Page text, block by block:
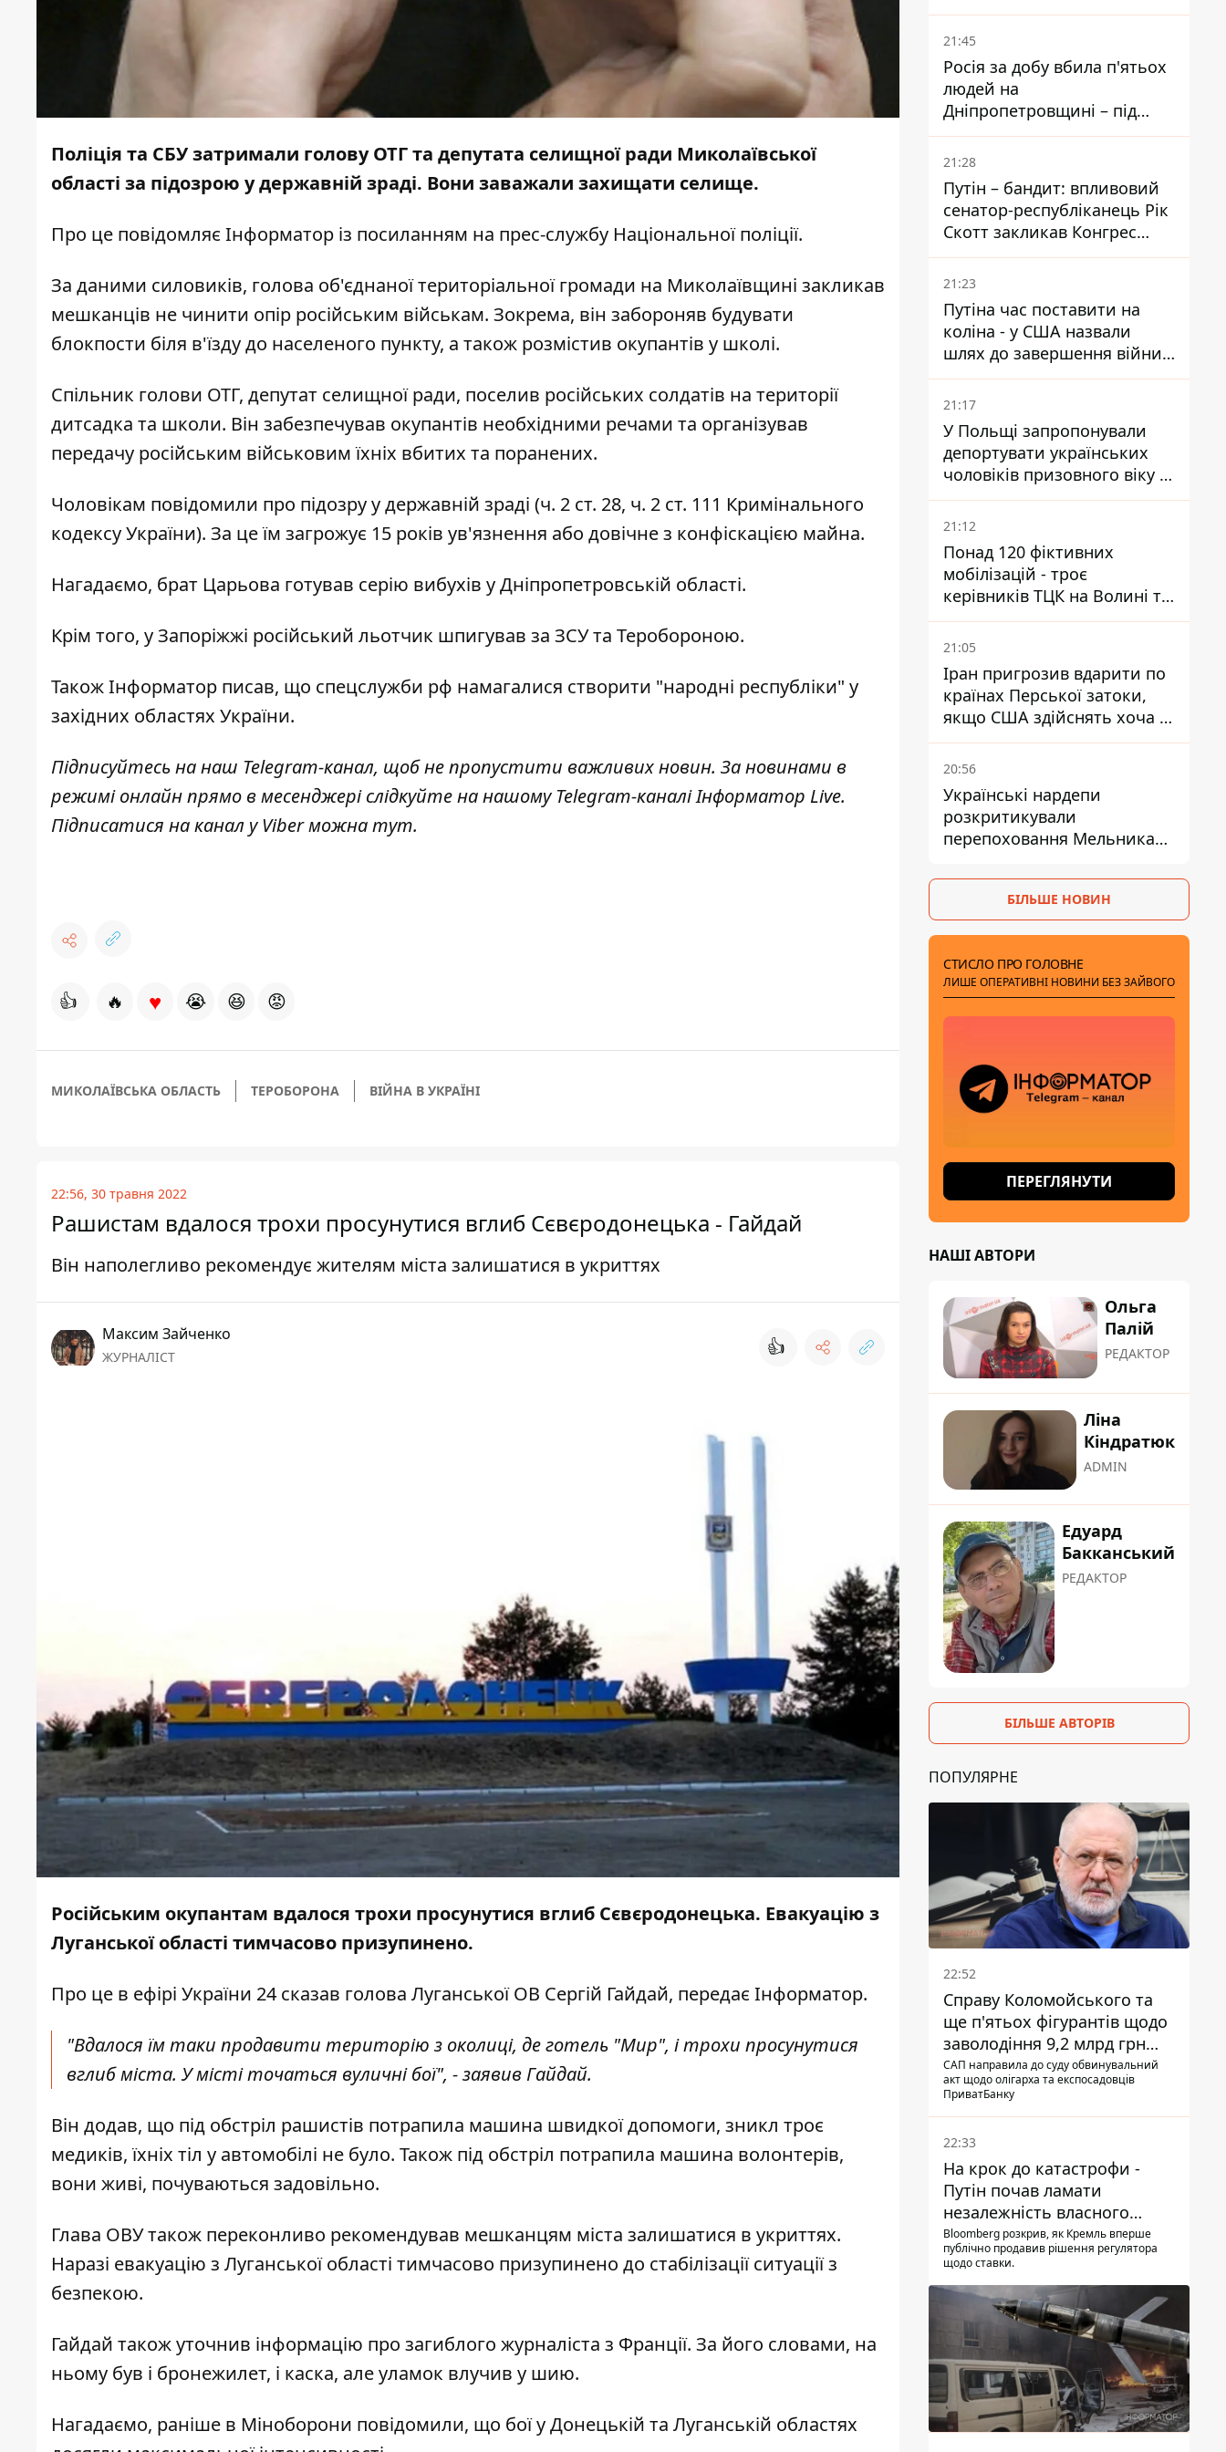
Поліція та СБУ затримали голову ОТГ та депутата селищної ради Миколаївської
області за підозрою у державній зраді. Вони заважали захищати селище.
Про це повідомляє Інформатор із посиланням на прес-службу Національної поліції.
За даними силовиків, голова об'єднаної територіальної громади на Миколаївщині закликав
мешканців не чинити опір російським військам. Зокрема, він забороняв будувати
блокпости біля в'їзду до населеного пункту, а також розмістив окупантів у школі.
Спільник голови ОТГ, депутат селищної ради, поселив російських солдатів на території
дитсадка та школи. Він забезпечував окупантів необхідними речами та організував
передачу російським військовим їхніх вбитих та поранених.
Чоловікам повідомили про підозру у державній зраді (ч. 2 ст. 28, ч. 2 ст. 111 Кримінального
кодексу України). За це їм загрожує 15 років ув'язнення або довічне з конфіскацією майна.
Нагадаємо, брат Царьова готував серію вибухів у Дніпропетровській області.
Крім того, у Запоріжжі російський льотчик шпигував за ЗСУ та Теробороною.
ТакожІнформатор писав, що спецслужби рф намагалися створити "народні республіки" у
західних областях України.
Підписуйтесь на наш Telegram-канал, щоб не пропустити важливих новин. За новинами в
режимі онлайн прямо в месенджері слідкуйте на нашому Telegram-каналіІнформатор Live.
Підписатися на канал у Viber можнатут.
👍 🔥 ♥ 😭 😆 😡
МИКОЛАЇВСЬКА ОБЛАСТЬ ТЕРОБОРОНА ВІЙНА В УКРАЇНІ
22:56, 30 травня 2022
Рашистам вдалося трохи просунутися вглиб Сєвєродонецька - Гайдай
Він наполегливо рекомендує жителям міста залишатися в укриттях
Максим Зайченко
ЖУРНАЛІСТ 👍
Російським окупантам вдалося трохи просунутися вглиб Сєвєродонецька. Евакуацію з
Луганської області тимчасово призупинено.
Про це в ефірі України 24 сказав голова Луганської ОВ Сергій Гайдай, передає Інформатор.
"Вдалося їм таки продавити територію з околиці, де готель "Мир", і трохи просунутися
вглиб міста. У місті точаться вуличні бої", - заявив Гайдай.
Він додав, що під обстріл рашистів потрапила машина швидкої допомоги, зникл троє
медиків, їхніх тіл у автомобілі не було. Також під обстріл потрапила машина волонтерів,
вони живі, почуваються задовільно.
Глава ОВУ також переконливо рекомендував мешканцям міста залишатися в укриттях.
Наразі евакуацію з Луганської області тимчасово призупинено до стабілізації ситуації з
безпекою.
Гайдай також уточнив інформацію про загиблого журналіста з Франції. За його словами, на
ньому був і бронежилет, і каска, але уламок влучив у шию.
Нагадаємо, раніше в Міноборони повідомили, що бої у Донецькій та Луганській областях
біль – він очолив народне
голосування
21:45
Росія за добу вбила п'ятьох
людей на
Дніпропетровщині – під
ударами опинилися п'ять
районів області
21:28
Путін – бандит: впливовий
сенатор-республіканець Рік
Скотт закликав Конгрес
притягнути РФ до
відповідальності за війну в
Україні
21:23
Путіна час поставити на
коліна - у США назвали
шлях до завершення війни -
National Security Journal
21:17
У Польщі запропонували
депортувати українських
чоловіків призовного віку -
кого це може торкнутися
21:12
Понад 120 фіктивних
мобілізацій - троє
керівників ТЦК на Волині та
Буковині отримали підозри
за фейкові звіти
21:05
Іран пригрозив вдарити по
країнах Перської затоки,
якщо США здійснять хоча б
одну атаку - Reuters
20:56
Українські нардепи
розкритикували
перепоховання Мельника
ізоляції
БІЛЬШЕ НОВИН
СТИСЛО ПРО ГОЛОВНЕ
ЛИШЕ ОПЕРАТИВНІ НОВИНИ БЕЗ ЗАЙВОГО
ПЕРЕГЛЯНУТИ
НАШІ АВТОРИ
Ольга
Палій
РЕДАКТОР
Ліна
Кіндратюк
ADMIN
Едуард
Бакканський
РЕДАКТОР
БІЛЬШЕ АВТОРІВ
ПОПУЛЯРНЕ
22:52
Справу Коломойського та
ще п'ятьох фігурантів щодо
заволодіння 9,2 млрд грн
ПриватБанку скерували до
суду
САП направила до суду обвинувальний
акт щодо олігарха та експосадовців
ПриватБанку
22:33
На крок до катастрофи -
Путін почав ламати
незалежність власного
Центробанку, змусивши
знизити базову ставку
Bloomberg розкрив, як Кремль вперше
публічно продавив рішення регулятора
щодо ставки.